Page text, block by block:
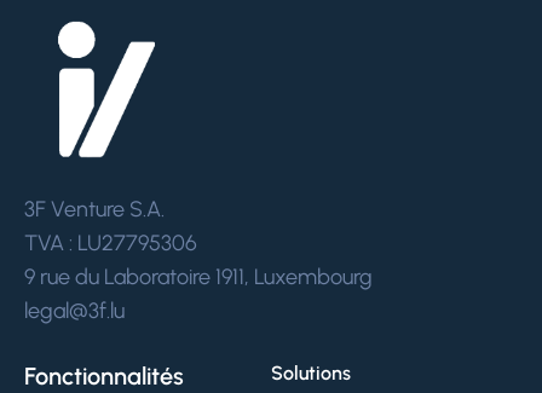
3F Venture S.A.
TVA : LU27795306
9 rue du Laboratoire 1911, Luxembourg
legal@3f.lu
Fonctionnalités Solutions